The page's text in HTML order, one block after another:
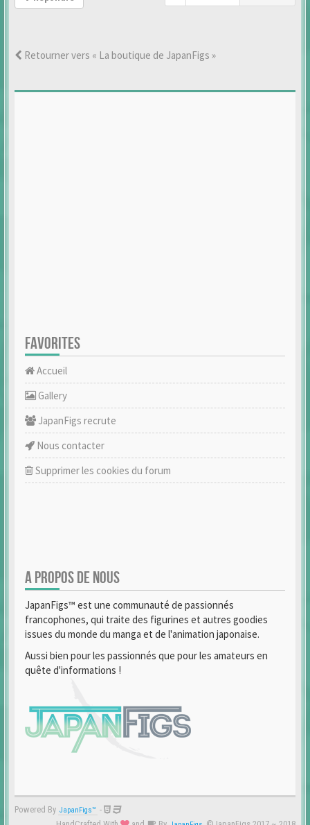
Retourner vers « La boutique de JapanFigs »
FAVORITES
Accueil
Gallery
JapanFigs recrute
Nous contacter
Supprimer les cookies du forum
A PROPOS DE NOUS
JapanFigs™ est une communauté de passionnés
francophones, qui traite des figurines et autres goodies
issues du monde du manga et de l'animation japonaise.
Aussi bien pour les passionnés que pour les amateurs en
quête d'informations !
Powered By JapanFigs™ -